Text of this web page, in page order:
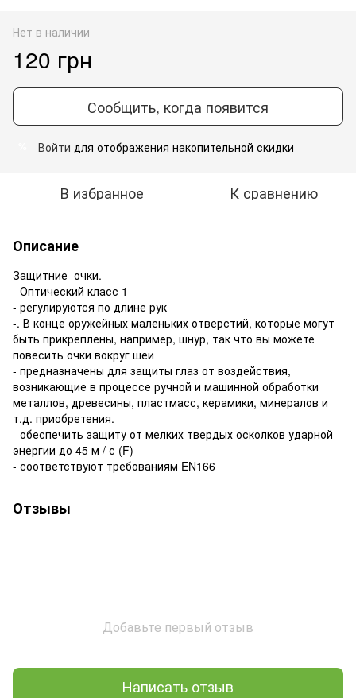
Нет в наличии
120 грн
Сообщить, когда появится
Войти для отображения накопительной скидки
В избранное К сравнению
Описание
Защитние очки.
- Оптический класс 1
- регулируются по длине рук
-. В конце оружейных маленьких отверстий, которые могут
быть прикреплены, например, шнур, так что вы можете
повесить очки вокруг шеи
- предназначены для защиты глаз от воздействия,
возникающие в процессе ручной и машинной обработки
металлов, древесины, пластмасс, керамики, минералов и
т.д. приобретения.
- обеспечить защиту от мелких твердых осколков ударной
энергии до 45 м / с (F)
- соответствуют требованиям EN166
Отзывы
Добавьте первый отзыв
Написать отзыв